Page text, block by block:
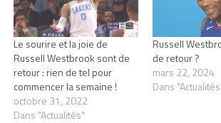
Le sourire et la joie de
Russell Westbrook sont de
retour : rien de tel pour
commencer la semaine !
octobre 31, 2022
Dans "Actualités"
Russell
de retour ?
mars 22, 2024
Dans